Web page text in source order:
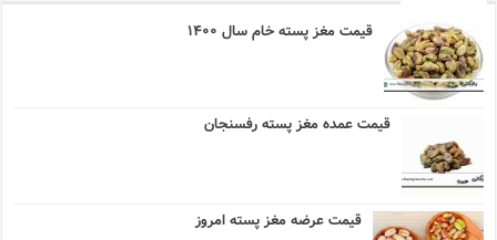
قیمت مغز پسته خام سال ۱۴۰۰
قیمت عمده مغز پسته رفسنجان
قیمت عرضه مغز پسته امروز